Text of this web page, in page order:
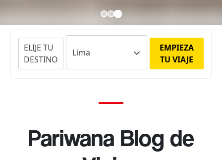
ELIJE TU
DESTINO
EMPIEZA
TU VIAJE
Pariwana Blog de